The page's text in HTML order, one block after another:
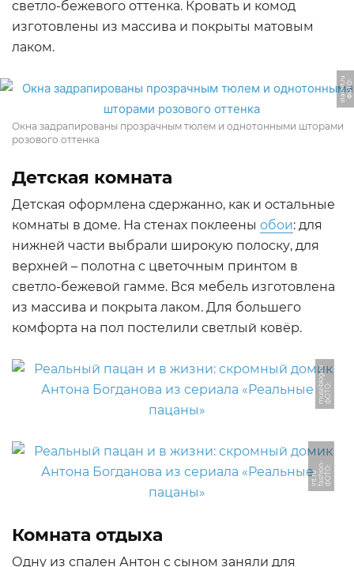
светло-бежевого оттенка. Кровать и комод
изготовлены из массива и покрыты матовым
лаком.
Ф
О
Т
О:
s
t
a
r
hi
t.
r
u
Окна задрапированы прозрачным тюлем и однотонными шторами
розового оттенка
Детская комната
Детская оформлена сдержанно, как и остальные
комнаты в доме. На стенах поклеены обои: для
нижней части выбрали широкую полоску, для
верхней – полотна с цветочным принтом в
светло-бежевой гамме. Вся мебель изготовлена
из массива и покрыта лаком. Для большего
комфорта на пол постелили светлый ковёр.
Ф
О
Т
О:
m
u
s
e
bl
o
g.
r
u
Ф
О
Т О:
f
a
s
hi o
n
-i
n
t.
r
u
Комната отдыха
Одну из спален Антон с сыном заняли для